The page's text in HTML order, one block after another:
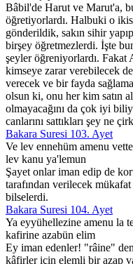
Bâbil'de Harut ve Marut'a,
öğretiyorlardı. Halbuki o
gönderildik, sakın sihir
birşey öğretmezlerdi. İşte
şeyler öğreniyorlardı. Fakat
kimseye zarar verebilecek
verecek ve bir fayda
olsun ki, onu her kim satın
olmayacağını da çok iyi
canlarını sattıkları şey ne
Bakara Suresi 103. Ayet
Ve lev ennehüm amenu
lev kanu ya'lemun
Şayet onlar iman edip de
tarafından verilecek
bilselerdi.
Bakara Suresi 104. Ayet
Ya eyyühellezine amenu la
kafirine azabün elim
Ey iman edenler! "râine"
kâfirler için elemli bir azap